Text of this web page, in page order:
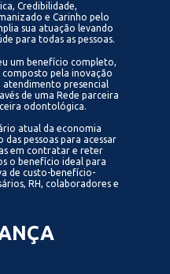
Credibilidade,
e Carinho pelo
sua atuação levando
para todas as pessoas.
um benefício completo,
composto pela inovação
atendimento presencial
de uma Rede parceira
odontológica.
atual da economia
pessoas para acessar
em contratar e reter
o benefício ideal para
de custo-benefício-
RH, colaboradores e